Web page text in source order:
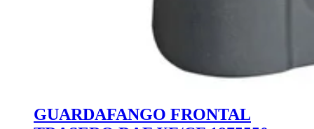
GUARDAFANGO FRONTAL